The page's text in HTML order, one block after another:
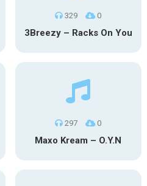
329 0
3Breezy – Racks On You
297 0
Maxo Kream – O.Y.N